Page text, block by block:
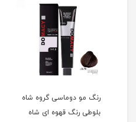
رنگ مو دوماسی گروه شاه
بلوطی رنگ قهوه ای شاه